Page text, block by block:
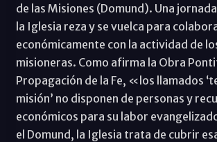
de las Misiones (Domund). Una
la Iglesia reza y se vuelca para
económicamente con la actividad de
misioneras. Como afirma la Obra
Propagación de la Fe, «los llamados
misión’ no disponen de personas y
económicos para su labor
el Domund, la Iglesia trata de cubrir